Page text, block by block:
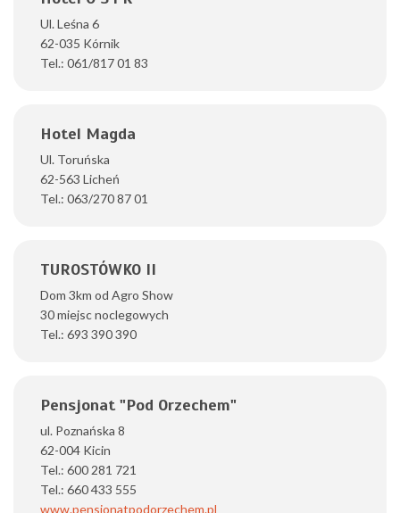
Ul. Leśna 6
62-035 Kórnik
Tel.: 061/817 01 83
Hotel Magda
Ul. Toruńska
62-563 Licheń
Tel.: 063/270 87 01
TUROSTÓWKO II
Dom 3km od Agro Show
30 miejsc noclegowych
Tel.: 693 390 390
Pensjonat "Pod Orzechem"
ul. Poznańska 8
62-004 Kicin
Tel.: 600 281 721
Tel.: 660 433 555
www.pensjonatpodorzechem.pl